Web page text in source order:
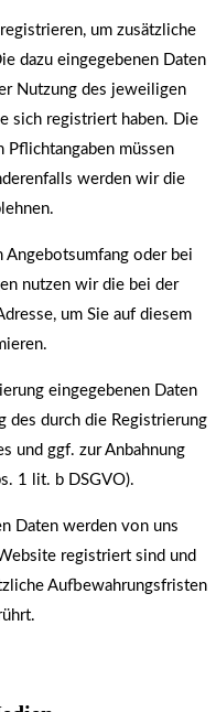
um zusätzliche
dazu eingegebenen Daten
Nutzung des jeweiligen
sich registriert haben. Die
Pflichtangaben müssen
werden wir die
Angebotsumfang oder bei
nutzen wir die bei der
um Sie auf diesem
eingegebenen Daten
des durch die Registrierung
und ggf. zur Anbahnung
1 lit. b DSGVO).
Daten werden von uns
registriert sind und
Aufbewahrungsfristen